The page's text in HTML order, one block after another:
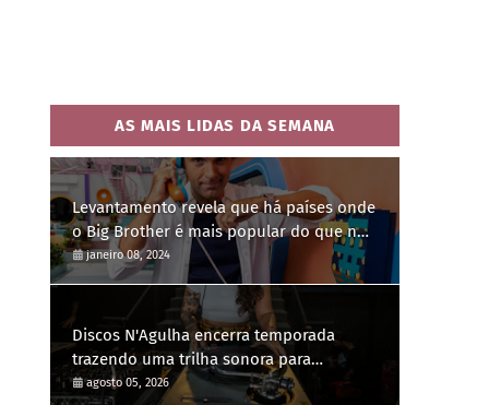
AS MAIS LIDAS DA SEMANA
Levantamento revela que há países onde
o Big Brother é mais popular do que no
Brasil
janeiro 08, 2024
Discos N'Agulha encerra temporada
trazendo uma trilha sonora para
diferentes gerações
agosto 05, 2026